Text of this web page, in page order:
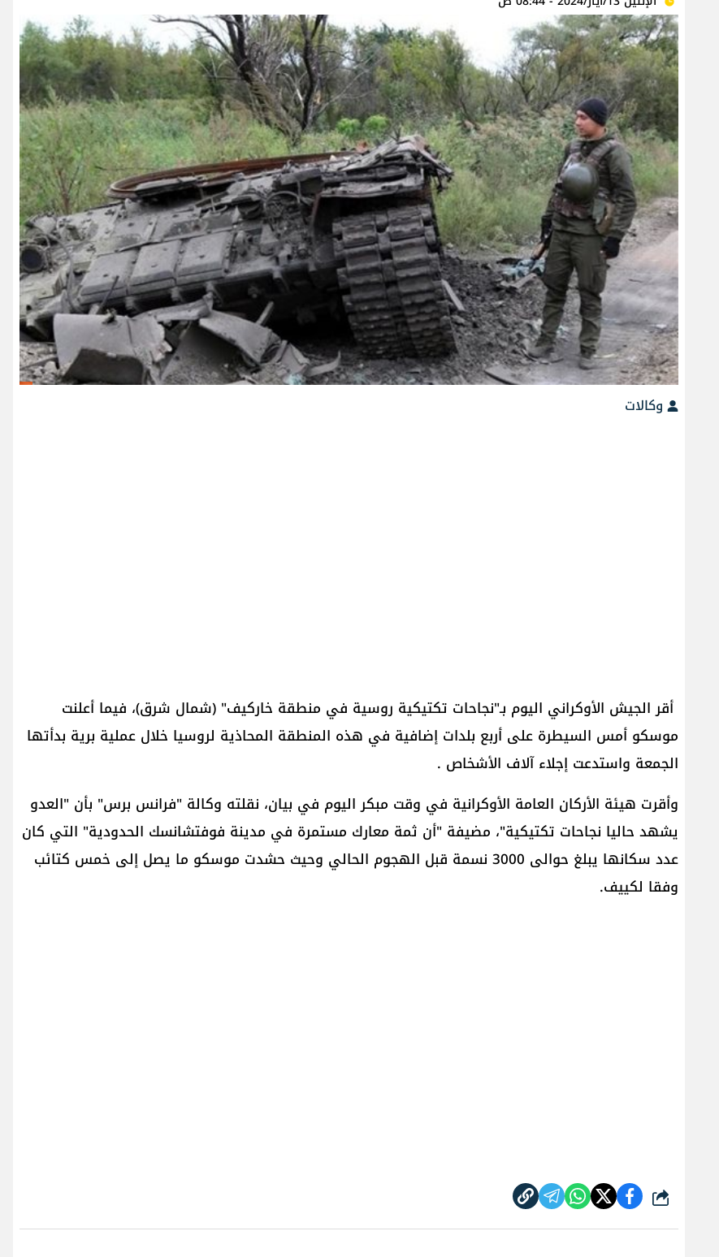
وكالات
أقر الجيش الأوكراني اليوم بـ"نجاحات تكتيكية روسية في منطقة خاركيف" (شمال شرق)، فيما أعلنت
موسكو أمس السيطرة على أربع بلدات إضافية في هذه المنطقة المحاذية لروسيا خلال عملية برية بدأتها
الجمعة واستدعت إجلاء آلاف الأشخاص .
وأقرت هيئة الأركان العامة الأوكرانية في وقت مبكر اليوم في بيان، نقلته وكالة "فرانس برس" بأن "العدو
يشهد حاليا نجاحات تكتيكية"، مضيفة "أن ثمة معارك مستمرة في مدينة فوفتشانسك الحدودية" التي كان
عدد سكانها يبلغ حوالى 3000 نسمة قبل الهجوم الحالي وحيث حشدت موسكو ما يصل إلى خمس كتائب
وفقا لكييف.
شارك